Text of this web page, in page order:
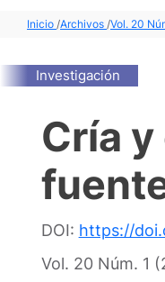
Inicio /Archivos /Vol. 20
Investigación
Cría
DOI: https://
Vol. 20 Núm. 1